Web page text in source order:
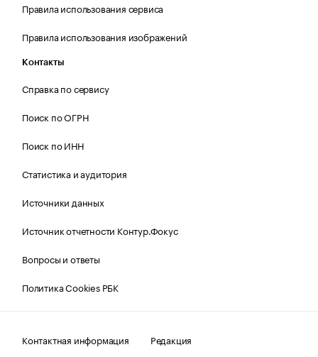
Правила использования сервиса
Правила использования изображений
Контакты
Справка по сервису
Поиск по ОГРН
Поиск по ИНН
Статистика и аудитория
Источники данных
Источник отчетности Контур.Фокус
Вопросы и ответы
Политика Cookies РБК
Контактная информация Редакция